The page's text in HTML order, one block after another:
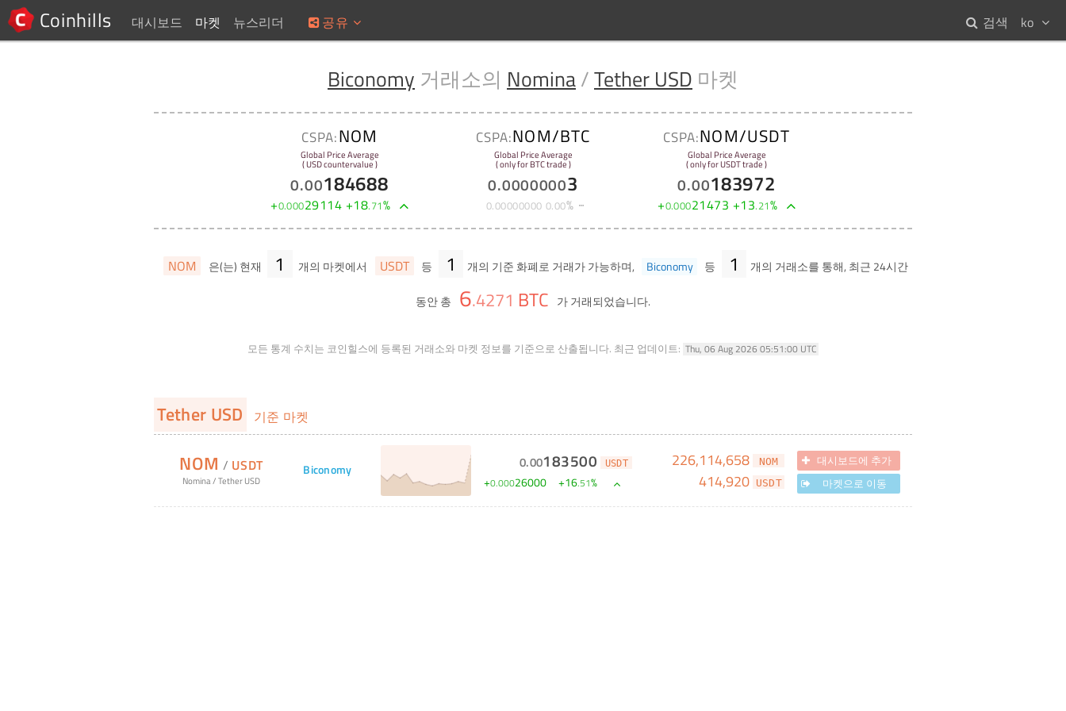
Coinhills 대시보드 마켓 뉴스리더 공유 ko
검색
Biconomy 거래소의 Nomina/Tether USD 마켓
CSPA:NOM
Global Price Average
( USD countervalue )
0.00184688
+0.00029114 +18.71%
CSPA:NOM/BTC
Global Price Average
( only for BTC trade )
0.00000003
0.00000000 0.00%
CSPA:NOM/USDT
Global Price Average
( only for USDT trade )
0.00183972
+0.00021473 +13.21%
NOM 은(는) 현재 1 개의 마켓에서 USDT 등 1 개의 기준 화폐로 거래가 가능하며, Biconomy 등 1 개의 거래소를 통해, 최근 24시간
동안 총 6.4271 BTC 가 거래되었습니다.
모든 통계 수치는 코인힐스에 등록된 거래소와 마켓 정보를 기준으로 산출됩니다. 최근 업데이트: Thu, 06 Aug 2026 05:51:00 UTC
Tether USD 기준 마켓
NOM / USDT
Nomina/Tether USD
Biconomy 0.00183500 USDT
+0.00026000 +16.51%
226,114,658 NOM
414,920 USDT
대시보드에 추가
마켓으로 이동